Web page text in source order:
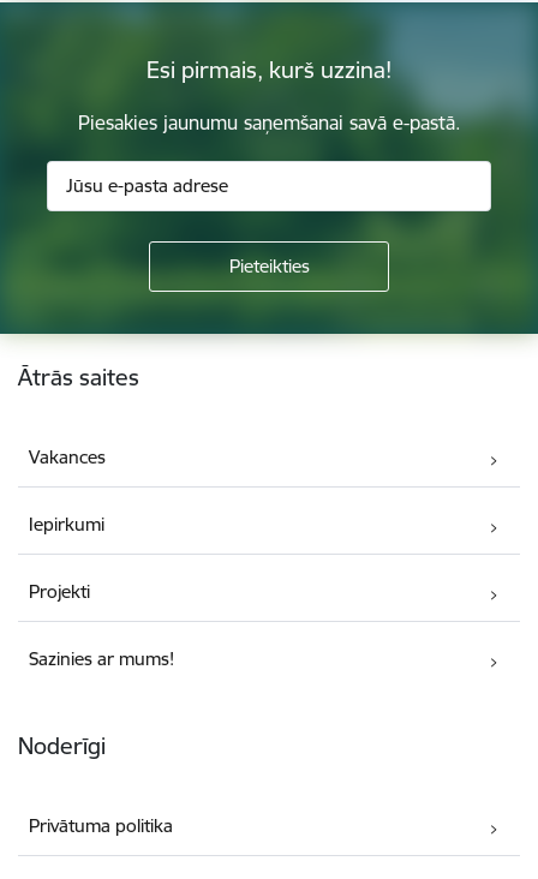
Esi pirmais, kurš uzzina!
Piesakies jaunumu saņemšanai savā e-pastā.
Kājene
Ātrās saites
Vakances
Iepirkumi
Projekti
Sazinies ar mums!
Noderīgi
Privātuma politika